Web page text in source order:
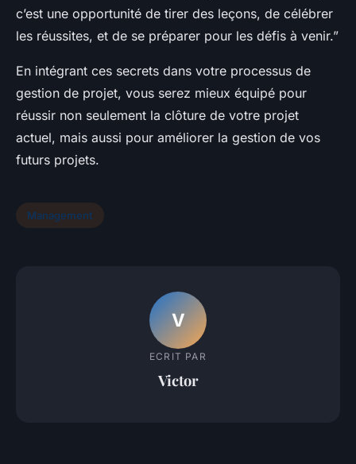
c’est une opportunité de tirer des leçons, de célébrer
les réussites, et de se préparer pour les défis à venir.”
En intégrant ces secrets dans votre processus de
gestion de projet, vous serez mieux équipé pour
réussir non seulement la clôture de votre projet
actuel, mais aussi pour améliorer la gestion de vos
futurs projets.
Management
V
ECRIT PAR
Victor